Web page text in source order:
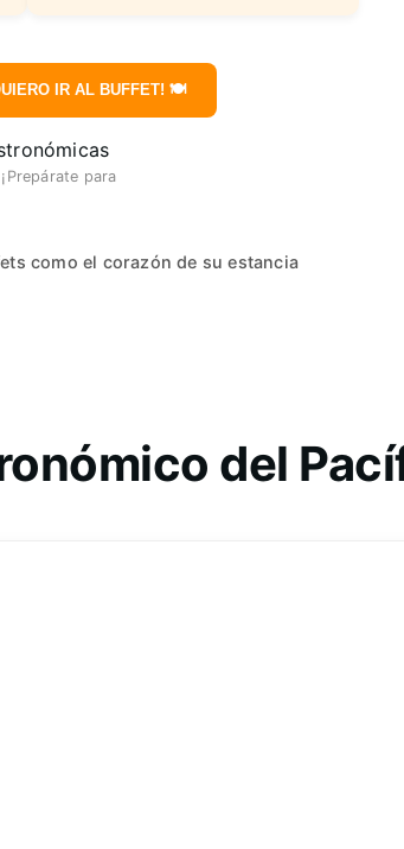
IR AL BUFFET! 🍽️
para
como el corazón de su estancia
del